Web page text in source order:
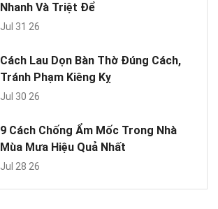
Nhanh Và Triệt Để
Jul 31 26
Cách Lau Dọn Bàn Thờ Đúng Cách,
Tránh Phạm Kiêng Kỵ
Jul 30 26
9 Cách Chống Ẩm Mốc Trong Nhà
Mùa Mưa Hiệu Quả Nhất
Jul 28 26